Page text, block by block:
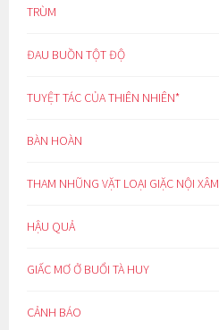
TRÙM
ĐAU BUỒN TỘT ĐỘ
TUYỆT TÁC CỦA THIÊN NHIÊN*
BÀN HOÀN
THAM NHŨNG VẶT LOẠI GIẶC NỘI XÂM
HẬU QUẢ
GIẤC MƠ Ở BUỔI TÀ HUY
CẢNH BÁO